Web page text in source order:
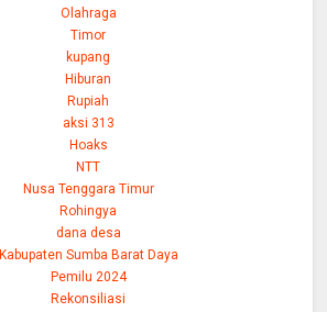
Olahraga
Timor
kupang
Hiburan
Rupiah
aksi 313
Hoaks
NTT
Nusa Tenggara Timur
Rohingya
dana desa
Kabupaten Sumba Barat Daya
Pemilu 2024
Rekonsiliasi